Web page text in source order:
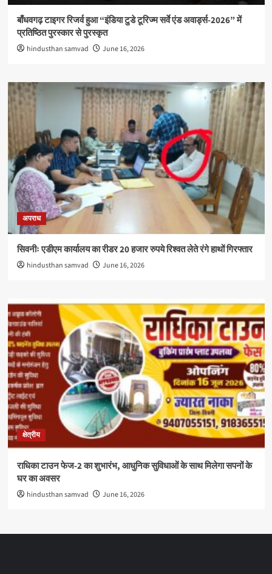
बाँधवगढ़ टाइगर रिजर्व हुआ “इंडिया टुडे टूरिज्म सर्वे एंड अवार्ड्स-2026” में
प्रतिष्ठित पुरस्कार से पुरस्कृत
hindusthan samvad June 16, 2026
अपराध
सिवनीः एडीएम कार्यालय का रीडर 20 हजार रुपये रिश्वत लेते रंगे हाथों गिरफ्तार
hindusthan samvad June 16, 2026
क्षेत्रीय
राधिका टाउन फेज-2 का शुभारंभ, आधुनिक सुविधाओं के साथ मिलेगा सपनों के
घर का अवसर
hindusthan samvad June 16, 2026